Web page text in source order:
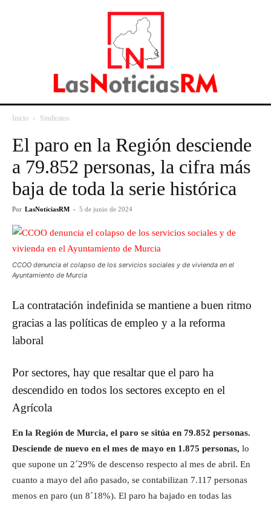
Inicio Sindicatos
El paro en la Región desciende
a 79.852 personas, la cifra más
baja de toda la serie histórica
Por LasNoticiasRM - 5 de junio de 2024
CCOO denuncia el colapso de los servicios sociales y de vivienda en el
Ayuntamiento de Murcia
La contratación indefinida se mantiene a buen ritmo
gracias a las políticas de empleo y a la reforma
laboral
Por sectores, hay que resaltar que el paro ha
descendido en todos los sectores excepto en el
Agrícola
En la Región de Murcia, el paro se sitúa en 79.852 personas.
Desciende de nuevo en el mes de mayo en 1.875 personas, lo
que supone un 2´29% de descenso respecto al mes de abril. En
cuanto a mayo del año pasado, se contabilizan 7.117 personas
menos en paro (un 8´18%). El paro ha bajado en todas las